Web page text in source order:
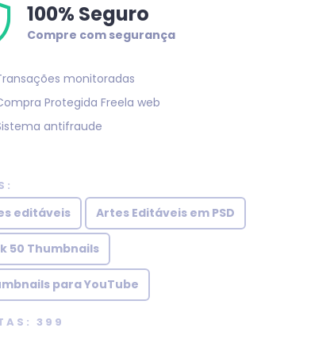
100% Seguro
Compre com segurança
monitoradas
Protegida Freela web
antifraude
editáveis Artes Editáveis em PSD
50 Thumbnails
para YouTube
399